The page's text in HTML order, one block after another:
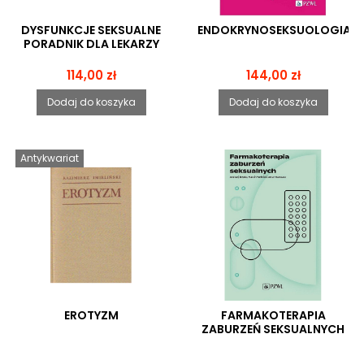
DYSFUNKCJE SEKSUALNE
PORADNIK DLA LEKARZY
Cena
114,00 zł
Dodaj do koszyka
ENDOKRYNOSEKSUOLOGIA
Cena
144,00 zł
Dodaj do koszyka
Antykwariat
EROTYZM
FARMAKOTERAPIA
ZABURZEŃ SEKSUALNYCH